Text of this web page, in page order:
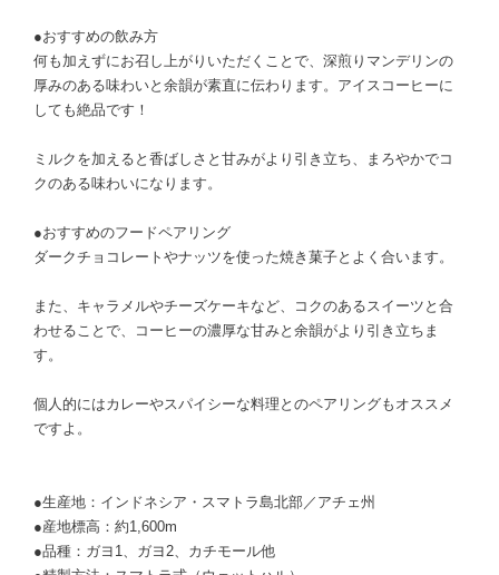
●おすすめの飲み方
何も加えずにお召し上がりいただくことで、深煎りマンデリンの
厚みのある味わいと余韻が素直に伝わります。アイスコーヒーに
しても絶品です！
ミルクを加えると香ばしさと甘みがより引き立ち、まろやかでコ
クのある味わいになります。
●おすすめのフードペアリング
ダークチョコレートやナッツを使った焼き菓子とよく合います。
また、キャラメルやチーズケーキなど、コクのあるスイーツと合
わせることで、コーヒーの濃厚な甘みと余韻がより引き立ちま
す。
個人的にはカレーやスパイシーな料理とのペアリングもオススメ
ですよ。
●生産地：インドネシア・スマトラ島北部／アチェ州
●産地標高：約1,600m
●品種：ガヨ1、ガヨ2、カチモール他